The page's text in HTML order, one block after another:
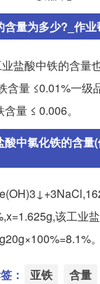
含量为多少?_作业
盐酸中铁的含量
含量 ≤0.01%一级
量 ≤ 0.006。
酸中氯化铁的含量
该工业
。
： 亚铁 含量